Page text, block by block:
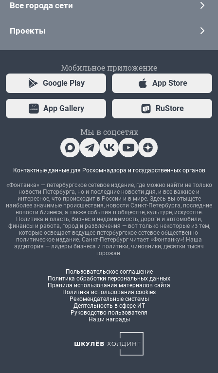
Все города сети
Проекты
Мобильное приложение
Google Play App Store
App Gallery RuStore
Мы в соцсетях
Контактные данные для Роскомнадзора и государственных органов
«Фонтанка» — петербургское сетевое издание, где можно найти не только
новости Петербурга, но и последние новости дня, и все важное и
интересное, что происходит в России и в мире. Здесь вы отыщете
наиболее значимые происшествия, новости Санкт-Петербурга, последние
новости бизнеса, а также события в обществе, культуре, искусстве.
Политика и власть, бизнес и недвижимость, дороги и автомобили,
финансы и работа, город и развлечения — вот только некоторые из тем,
которые освещает ведущее петербургское сетевое общественно-
политическое издание. Санкт-Петербург читает «Фонтанку»! Наша
аудитория — лидеры бизнеса и политики, чиновники, десятки тысяч
горожан.
Пользовательское соглашение
Политика обработки персональных данных
Правила использования материалов сайта
Политика использования cookies
Рекомендательные системы
Деятельность в сфере ИТ
Руководство пользователя
Наши награды